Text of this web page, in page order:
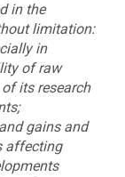
in the
limitation:
in
of raw
its research
gains and
affecting